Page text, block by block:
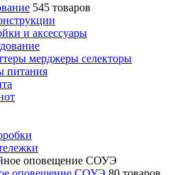
545 товаров
и аксесcуары
мерджеры селекторы
питания